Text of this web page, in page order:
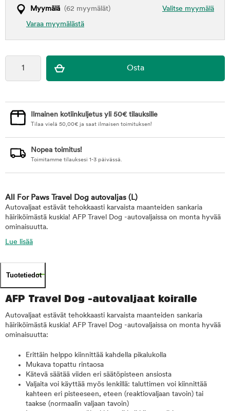
Valitse myymälä
Myymälä (62 myymälät)
Varaa myymälästä
Ilmainen kotiinkuljetus yli 50€ tilauksille
Tilaa vielä 50,00€ ja saat ilmaisen toimituksen!
Nopea toimitus!
Toimitamme tilauksesi 1-3 päivässä.
All For Paws Travel Dog autovaljas (L)
Autovaljaat estävät tehokkaasti karvaista maanteiden sankaria
häiriköimästä kuskia! AFP Travel Dog -autovaljaissa on monta hyvää
ominaisuutta.
Lue lisää
Tuotetiedot
AFP Travel Dog -autovaljaat koiralle
Autovaljaat estävät tehokkaasti karvaista maanteiden sankaria
häiriköimästä kuskia! AFP Travel Dog -autovaljaissa on monta hyvää
ominaisuutta:
Erittäin helppo kiinnittää kahdella pikalukolla
Mukava topattu rintaosa
Kätevä säätää viiden eri säätöpisteen ansiosta
Valjaita voi käyttää myös lenkillä: taluttimen voi kiinnittää
kahteen eri pisteeseen, eteen (reaktiovaljaan tavoin) tai
taakse (normaalin valjaan tavoin)